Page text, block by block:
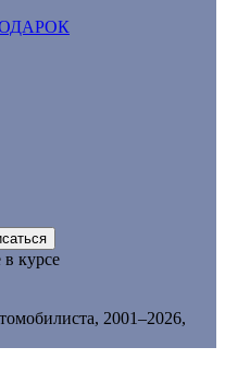
курсе
2001–2026,